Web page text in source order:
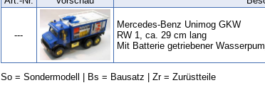
---
Mercedes-Benz Unimog GKW
RW 1, ca. 29 cm lang
Mit Batterie getriebener
So = Sondermodell | Bs = Bausatz | Zr = Zurüstteile